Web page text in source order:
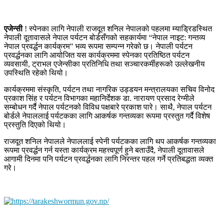
एजेन्सी! स्पेनका लागि नेपाली राजदूत शनिल नेपालको पहलमा म्याड्रिडस्थित
नेपाली दूतावासले नेपाल पर्यटन बोर्डसँगको सहकार्यमा “नेपाल नाइट: गन्तव्य
नेपाल प्रवर्द्धन कार्यक्रम” भव्य रूपमा सम्पन्न गरेको छ। नेपाली पर्यटन
प्रवर्द्धनका लागि आयोजित यस कार्यक्रममा स्पेनका प्रतिष्ठित पर्यटन
व्यवसायी, ट्राभल एजेन्सीका प्रतिनिधि तथा सञ्चारकर्मीहरूको उल्लेखनीय
उपस्थिति रहेको थियो।
कार्यक्रममा संस्कृति, पर्यटन तथा नागरिक उड्डयन मन्त्रालयका सचिव विनोद
प्रकाश सिंह र पर्यटन विभागका महानिर्देशक डा. नारायण प्रसाद रेग्मीले
सम्बोधन गर्दै नेपाल पर्यटनको विविध पक्षबारे प्रकाश पारे। साथै, नेपाल पर्यटन
बोर्डले नेपाललाई पर्यटकका लागि आकर्षक गन्तव्यका रूपमा प्रस्तुत गर्दै विशेष
प्रस्तुति दिएको थियो।
राजदूत शनिल नेपालले नेपाललाई स्पेनी पर्यटकका लागि थप आकर्षक गन्तव्यका
रूपमा प्रवर्द्धन गर्न यस्ता कार्यक्रम महत्त्वपूर्ण हुने बताउँदै, नेपाली दूतावासले
आगामी दिनमा पनि पर्यटन प्रवर्द्धनका लागि निरन्तर पहल गर्ने प्रतिबद्धता व्यक्त
गरे।